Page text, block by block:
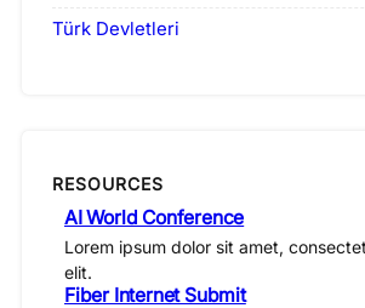
Türk Devletleri
RESOURCES
AI World Conference
Lorem ipsum dolor sit amet,
elit.
Fiber Internet Submit